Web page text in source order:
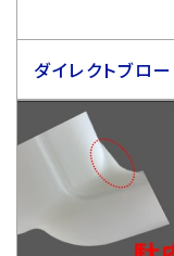
ダイレクトブロ